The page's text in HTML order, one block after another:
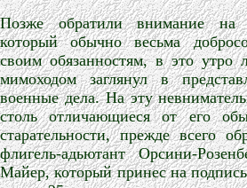
Позже обратили внимание на
который обычно весьма
своим обязанностям, в это утро
мимоходом заглянул в
военные дела. На эту
столь отличающиеся от его
старательности, прежде всего
флигель-адьютант Орсини-
Майер, который принес на